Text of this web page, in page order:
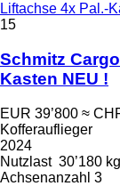
Liftachse 4x Pal.-
15
Schmitz
Kasten NEU !
EUR 39’800 ≈
Kofferauflieger
2024
Nutzlast 30’180 kg
Achsenanzahl 3